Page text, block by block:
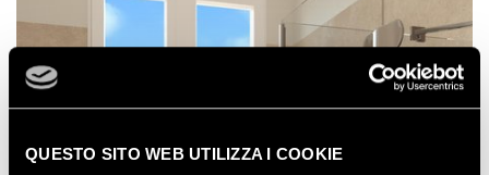
QUESTO SITO WEB UTILIZZA I COOKIE